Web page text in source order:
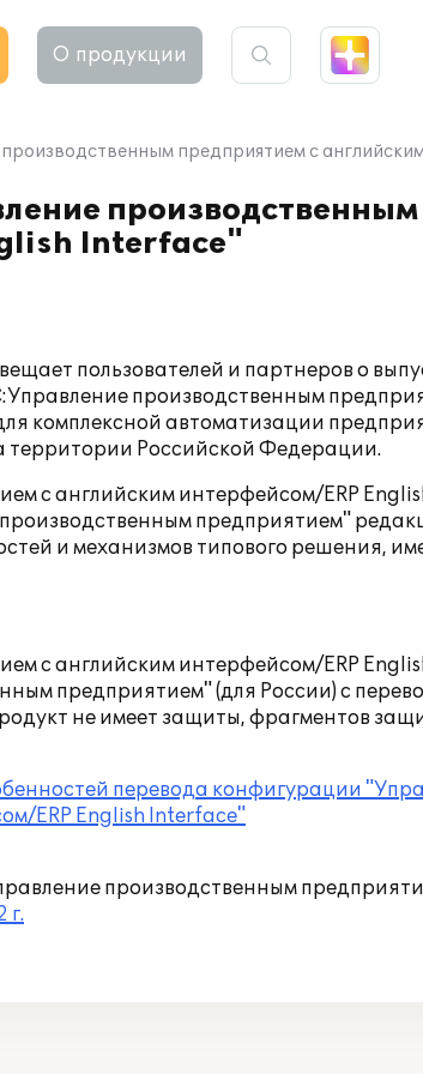
О продукции
предприятием с
Interface"
пользователей и партнеров о
производственным
комплексной автоматизации
территории Российской Федерации.
с английским интерфейсом/ERP
предприятием"
и механизмов типового решения,
с английским интерфейсом/ERP
предприятием" (для России) с
не имеет защиты, фрагментов
перевода конфигурации
ERP English Interface"
производственным
г.